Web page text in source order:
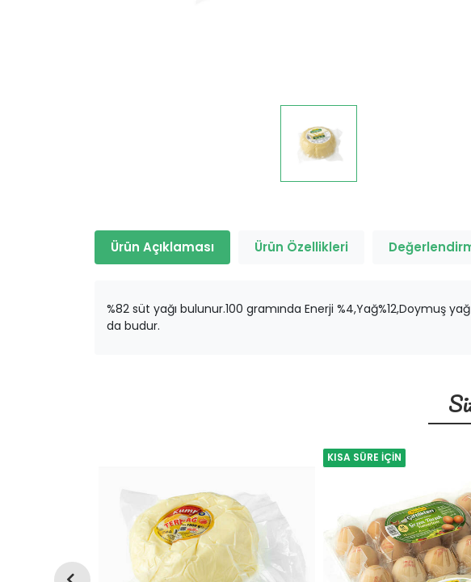
Ürün Açıklaması Ürün Özellikleri
%82 süt yağı bulunur.100 gramında Enerji %4,Yağ%12,Doymuş
da budur.
KISA SÜRE İÇİN